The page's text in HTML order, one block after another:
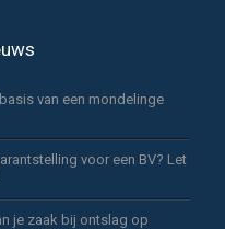
van een mondelinge
voor een BV? Let
je zaak bij ontslag op